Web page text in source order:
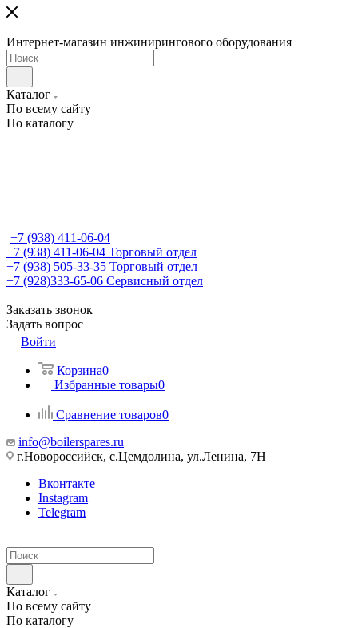
Интернет-магазин инжинирингового оборудования
Каталог
По всему сайту
По каталогу
+7 (938) 411-06-04
+7 (938) 411-06-04 Торговый отдел
+7 (938) 505-33-35 Торговый отдел
+7 (928)333-65-06 Сервисный отдел
Заказать звонок
Задать вопрос
Войти
Корзина0
Избранные товары0
Сравнение товаров0
info@boilerspares.ru
г.Новороссийск, с.Цемдолина, ул.Ленина, 7Н
Вконтакте
Instagram
Telegram
Каталог
По всему сайту
По каталогу